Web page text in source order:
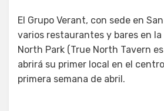
El Grupo Verant, con sede en
varios restaurantes y bares en
North Park (True North Tavern
abrirá su primer local en el
primera semana de abril.